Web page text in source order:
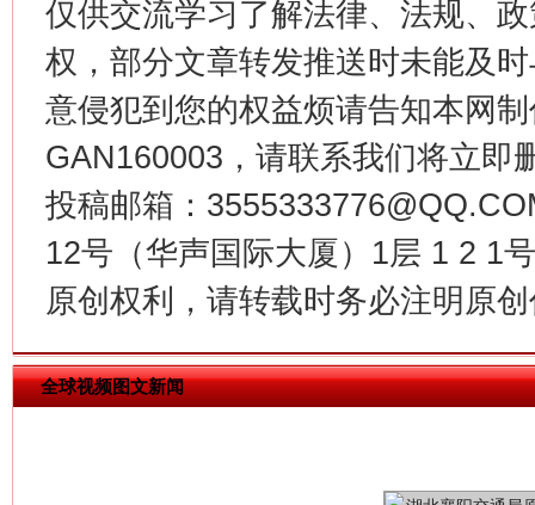
仅供交流学习了解法律、法规、
权，部分文章转发推送时未能及
意侵犯到您的权益烦请告知本网
GAN160003，请联系我们将立即
投稿邮箱：
12号（华声国际大厦）1层 1 2 1
原创权利，请转载时务必注明原
全球视频图文新闻
在谋一域中谋全局
今年